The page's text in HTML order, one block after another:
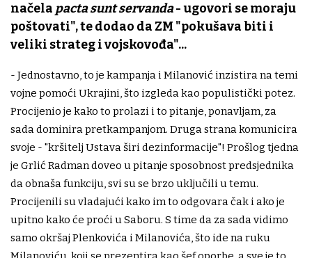
načela pacta sunt servanda- ugovori se moraju
poštovati", te dodao da ZM "pokušava biti i
veliki strateg i vojskovođa"...
- Jednostavno, to je kampanja i Milanović inzistira na temi
vojne pomoći Ukrajini, što izgleda kao populistički potez.
Procijenio je kako to prolazi i to pitanje, ponavljam, za
sada dominira pretkampanjom. Druga strana komunicira
svoje - "kršitelj Ustava širi dezinformacije"! Prošlog tjedna
je Grlić Radman doveo u pitanje sposobnost predsjednika
da obnaša funkciju, svi su se brzo uključili u temu.
Procijenili su vladajući kako im to odgovara čak i ako je
upitno kako će proći u Saboru. S time da za sada vidimo
samo okršaj Plenkovića i Milanovića, što ide na ruku